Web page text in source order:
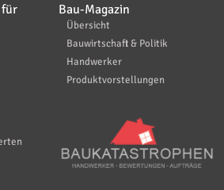
Bau-Magazin
Übersicht
Bauwirtschaft & Politik
Handwerker
Produktvorstellungen